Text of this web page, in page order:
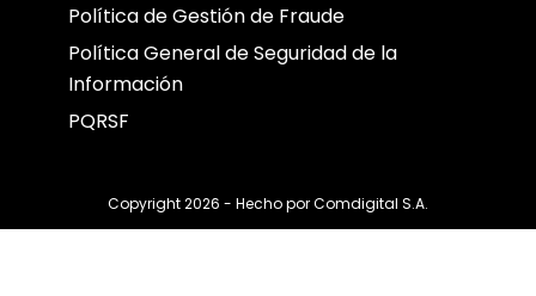
Política de Gestión de Fraude
Política General de Seguridad de la
Información
PQRSF
Copyright 2026 - Hecho porComdigital S.A.